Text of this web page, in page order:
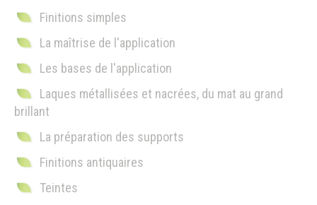
Finitions simples
La maîtrise de l'application
Les bases de l'application
Laques métallisées et nacrées, du mat au grand
brillant
La préparation des supports
Finitions antiquaires
Teintes